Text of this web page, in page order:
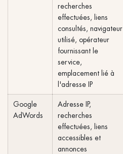
recherches
effectuées, liens
consultés, navigateur
utilisé, opérateur
fournissant le
service,
emplacement lié à
l'adresse IP
Google
AdWords
Adresse IP,
recherches
effectuées, liens
accessibles et
annonces